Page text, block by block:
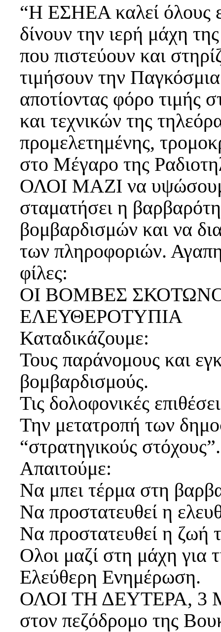
“Η ΕΣΗΕΑ καλεί όλους
δίνουν την ιερή μάχη
που πιστεύουν και
τιμήσουν την
αποτίοντας φόρο τιμής
και τεχνικών της
προμελετημένης,
στο Μέγαρο της
ΟΛΟΙ ΜΑΖΙ να
σταματήσει η
βομβαρδισμών και να
των πληροφοριών.
φίλες:
ΟΙ ΒΟΜΒΕΣ
ΕΛΕΥΘΕΡΟΤΥΠΙΑ
Καταδικάζουμε:
Τους παράνομους και
βομβαρδισμούς.
Τις δολοφονικές
Την μετατροπή των
“στρατηγικούς στόχους”.
Απαιτούμε:
Να μπει τέρμα στη
Να προστατευθεί η
Να προστατευθεί η ζωή
Ολοι μαζί στη μάχη για
Ελεύθερη Ενημέρωση.
ΟΛΟΙ ΤΗ ΔΕΥΤΕΡΑ, 3
στον πεζόδρομο της